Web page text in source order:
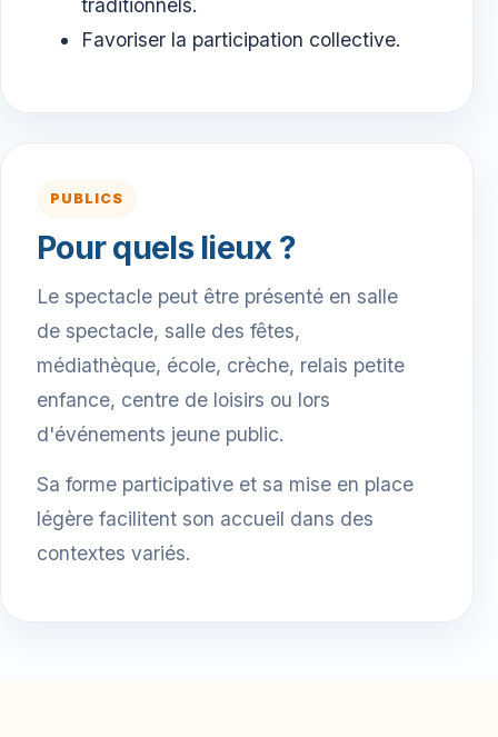
traditionnels.
Favoriser la participation collective.
PUBLICS
Pour quels lieux ?
Le spectacle peut être présenté en salle
de spectacle, salle des fêtes,
médiathèque, école, crèche, relais petite
enfance, centre de loisirs ou lors
d'événements jeune public.
Sa forme participative et sa mise en place
légère facilitent son accueil dans des
contextes variés.